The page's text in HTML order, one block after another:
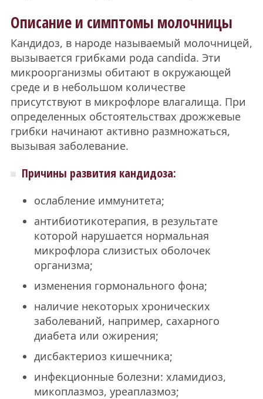
Описание и симптомы молочницы
Кандидоз, в народе называемый молочницей,
вызывается грибками рода candida. Эти
микроорганизмы обитают в окружающей
среде и в небольшом количестве
присутствуют в микрофлоре влагалища. При
определенных обстоятельствах дрожжевые
грибки начинают активно размножаться,
вызывая заболевание.
Причины развития кандидоза:
ослабление иммунитета;
антибиотикотерапия, в результате
которой нарушается нормальная
микрофлора слизистых оболочек
организма;
изменения гормонального фона;
наличие некоторых хронических
заболеваний, например, сахарного
диабета или ожирения;
дисбактериоз кишечника;
инфекционные болезни: хламидиоз,
микоплазмоз, уреаплазмоз;